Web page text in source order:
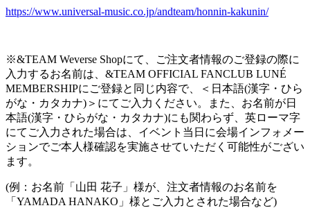
https://www.universal-music.co.jp/andteam/honnin-kakunin/
※&TEAM Weverse Shopにて、ご注文者情報のご登録の際に
入力するお名前は、&TEAM OFFICIAL FANCLUB LUNÉ
MEMBERSHIPにご登録と同じ内容で、＜日本語(漢字・ひら
がな・カタカナ)＞にてご入力ください。また、お名前が日
本語(漢字・ひらがな・カタカナ)にも関わらず、英ローマ字
にてご入力された場合は、イベント当日に会場インフォメー
ションでご本人様確認を実施させていただく可能性がござい
ます。
(例：お名前「山田 花子」様が、注文者情報のお名前を
「YAMADA HANAKO」様とご入力とされた場合など)